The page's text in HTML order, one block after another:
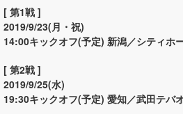
[ 第1戦 ]
2019/9/23(月・祝)
14:00キックオフ(予定) 新潟／シティホ
[ 第2戦 ]
2019/9/25(水)
19:30キックオフ(予定) 愛知／武田テバ